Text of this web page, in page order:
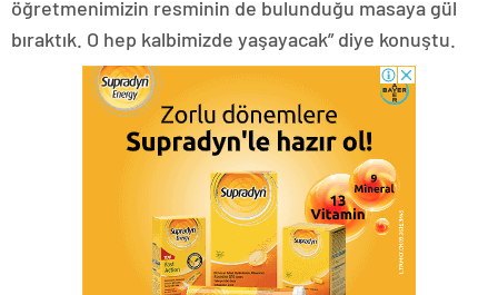
öğretmenimizin resminin de bulunduğu masaya gül
bıraktık. O hep kalbimizde yaşayacak” diye konuştu.